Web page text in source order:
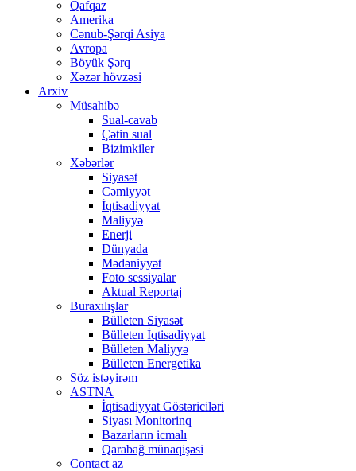
Qafqaz
Amerika
Cənub-Şərqi Asiya
Avropa
Böyük Şərq
Xəzər hövzəsi
Arxiv
Müsahibə
Sual-cavab
Çətin sual
Bizimkiler
Xəbərlər
Siyasət
Cəmiyyət
İqtisadiyyat
Maliyyə
Enerji
Dünyada
Mədəniyyət
Foto sessiyalar
Aktual Reportaj
Buraxılışlar
Bülleten Siyasət
Bülleten İqtisadiyyat
Bülleten Maliyyə
Bülleten Energetika
Söz istəyirəm
ASTNA
İqtisadiyyat Göstəriciləri
Siyası Monitorinq
Bazarların icmalı
Qarabağ münaqişəsi
Contact az